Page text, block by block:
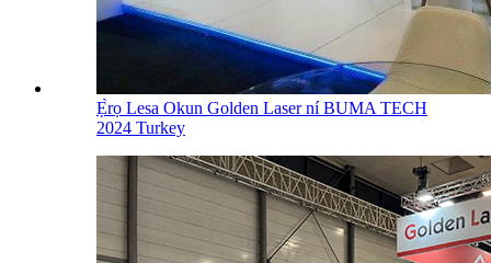
Ẹ̀rọ Lesa Okun Golden Laser ní BUMA TECH
2024 Turkey